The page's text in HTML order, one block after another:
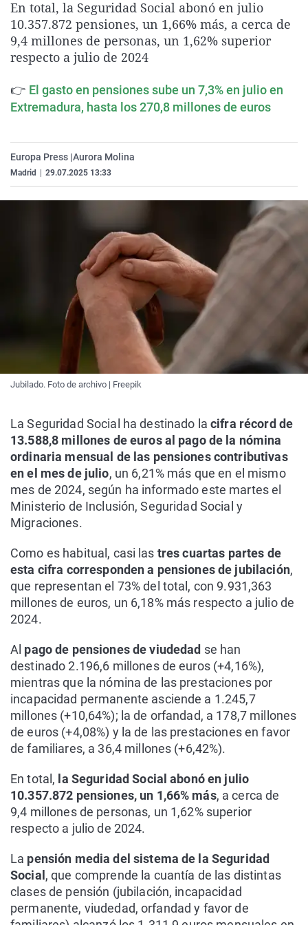
La rosa de los vientos
Gente viajera
Caso
Retornados
Operación Viuda
Extremadura
Galicia
Navarra
País Vasco
Virales
Televisión
En total, la Seguridad Social abonó en julio
10.357.872 pensiones, un 1,66% más, a cerca de
9,4 millones de personas, un 1,62% superior
respecto a julio de 2024
👉 El gasto en pensiones sube un 7,3% en julio en
Extremadura, hasta los 270,8 millones de euros
Europa Press |Aurora Molina
Madrid 29.07.2025 13:33
Jubilado. Foto de archivo | Freepik
La Seguridad Social ha destinado la cifra récord de
13.588,8 millones de euros al pago de la nómina
ordinaria mensual de las pensiones contributivas
en el mes de julio, un 6,21% más que en el mismo
mes de 2024, según ha informado este martes el
Ministerio de Inclusión, Seguridad Social y
Migraciones.
Como es habitual, casi las tres cuartas partes de
esta cifra corresponden a pensiones de jubilación,
que representan el 73% del total, con 9.931,363
millones de euros, un 6,18% más respecto a julio de
2024.
Al pago de pensiones de viudedad se han
destinado 2.196,6 millones de euros (+4,16%),
mientras que la nómina de las prestaciones por
incapacidad permanente asciende a 1.245,7
millones (+10,64%); la de orfandad, a 178,7 millones
de euros (+4,08%) y la de las prestaciones en favor
de familiares, a 36,4 millones (+6,42%).
En total, la Seguridad Social abonó en julio
10.357.872 pensiones, un 1,66% más, a cerca de
9,4 millones de personas, un 1,62% superior
respecto a julio de 2024.
La pensión media del sistema de la Seguridad
Social , que comprende la cuantía de las distintas
clases de pensión (jubilación, incapacidad
permanente, viudedad, orfandad y favor de